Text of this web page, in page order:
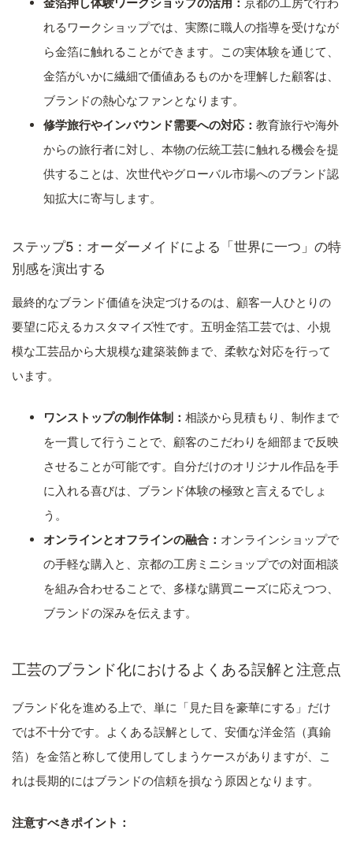
れるワークショップでは、実際に職人の指導を受けなが
ら金箔に触れることができます。この実体験を通じて、
金箔がいかに繊細で価値あるものかを理解した顧客は、
ブランドの熱心なファンとなります。
修学旅行やインバウンド需要への対応： 教育旅行や海外
からの旅行者に対し、本物の伝統工芸に触れる機会を提
供することは、次世代やグローバル市場へのブランド認
知拡大に寄与します。
ステップ5：オーダーメイドによる「世界に一つ」の特
別感を演出する
最終的なブランド価値を決定づけるのは、顧客一人ひとりの
要望に応えるカスタマイズ性です。五明金箔工芸では、小規
模な工芸品から大規模な建築装飾まで、柔軟な対応を行って
います。
ワンストップの制作体制： 相談から見積もり、制作まで
を一貫して行うことで、顧客のこだわりを細部まで反映
させることが可能です。自分だけのオリジナル作品を手
に入れる喜びは、ブランド体験の極致と言えるでしょ
う。
オンラインとオフラインの融合： オンラインショップで
の手軽な購入と、京都の工房ミニショップでの対面相談
を組み合わせることで、多様な購買ニーズに応えつつ、
ブランドの深みを伝えます。
工芸のブランド化におけるよくある誤解と注意点
ブランド化を進める上で、単に「見た目を豪華にする」だけ
では不十分です。よくある誤解として、安価な洋金箔（真鍮
箔）を金箔と称して使用してしまうケースがありますが、こ
れは長期的にはブランドの信頼を損なう原因となります。
注意すべきポイント：